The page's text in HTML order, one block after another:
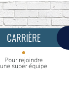
CARRIÈRE
Pour rejoindre
une super équipe